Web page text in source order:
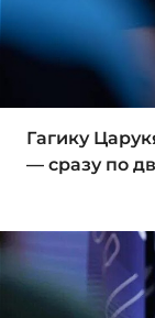
Гагику
— сразу по